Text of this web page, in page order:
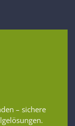
– sichere